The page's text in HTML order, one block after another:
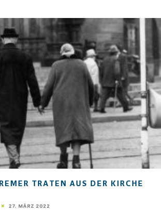
TRATEN AUS DER KIRCHE
27. MÄRZ 2022